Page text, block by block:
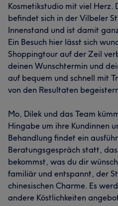
Kosmetikstudio mit viel Herz.
befindet sich in der Vilbeler
Innenstand und ist damit
Ein Besuch hier lässt sich
Shoppingtour auf der Zeil
deinen Wunschtermin und
auf bequem und schnell mit
von den Resultaten
Mo, Dilek und das Team
Hingabe um ihre Kundinnen
Behandlung findet ein
Beratungsgespräch statt,
bekommst, was du dir
familiär und entspannt, der
chinesischen Charme. Es
andere Köstlichkeiten